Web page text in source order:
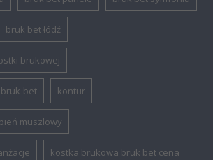
bruk bet łódź
brukowej
bet kontur
muszlowy
kostka brukowa bruk bet cena